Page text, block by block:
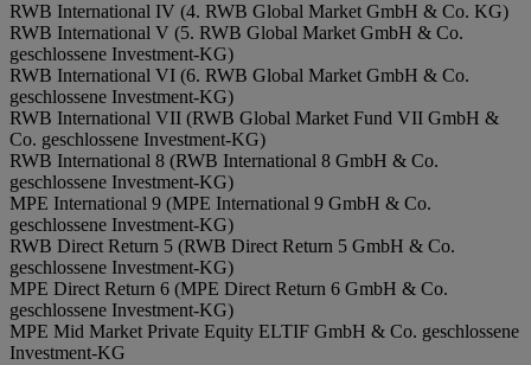
RWB International IV (4. RWB Global Market GmbH & Co. KG)
RWB International V (5. RWB Global Market GmbH & Co.
geschlossene Investment-KG)
RWB International VI (6. RWB Global Market GmbH & Co.
geschlossene Investment-KG)
RWB International VII (RWB Global Market Fund VII GmbH &
Co. geschlossene Investment-KG)
RWB International 8 (RWB International 8 GmbH & Co.
geschlossene Investment-KG)
MPE International 9 (MPE International 9 GmbH & Co.
geschlossene Investment-KG)
RWB Direct Return 5 (RWB Direct Return 5 GmbH & Co.
geschlossene Investment-KG)
MPE Direct Return 6 (MPE Direct Return 6 GmbH & Co.
geschlossene Investment-KG)
MPE Mid Market Private Equity ELTIF GmbH & Co. geschlossene
Investment-KG